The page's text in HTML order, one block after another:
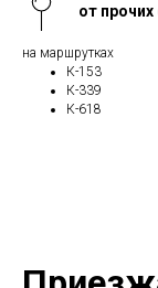
от
на маршрутках
К-153
К-339
К-618